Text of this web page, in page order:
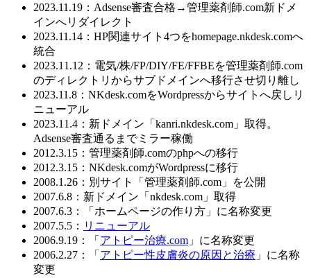
2023.11.19：Adsense審査合格→管理薬剤師.com新ドメ
インへリダイレクト
2023.11.14：HP関連サイト4つをhomepage.nkdesk.comへ
統合
2023.11.12：電気/株/FP/DIY/FE/FFBEを管理薬剤師.com
のディレクトリからサブドメインへ移行させ切り離し
2023.11.8：NKdesk.comをWordpressからサイトへ戻しリ
ニューアル
2023.11.4：新ドメイン「kanri.nkdesk.com」取得。
Adsense審査通るまでミラー稼働
2012.3.15：管理薬剤師.comのphpへの移行
2012.3.15：NKdesk.comがWordpressに移行
2008.1.26：別サイト「管理薬剤師.com」を公開
2007.6.8：新ドメイン「nkdesk.com」取得
2007.6.3：「ホームページの作り方」に名称変更
2007.5.5： リニューアル
2006.9.19：「 アトピー治療.com 」に名称変更
2006.2.27：「 アトピー性皮膚炎の原因と治療 」に名称
変更